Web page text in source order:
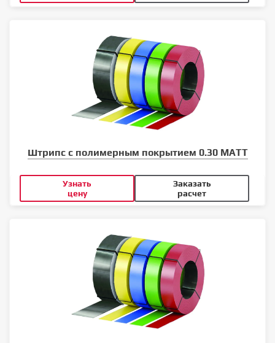
Штрипс с полимерным покрытием 0.30 MATT
Узнать
цену
Заказать
расчет